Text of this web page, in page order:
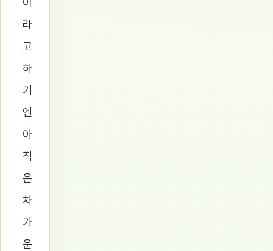
라
고
하
기
엔
아
직
은
차
가
운